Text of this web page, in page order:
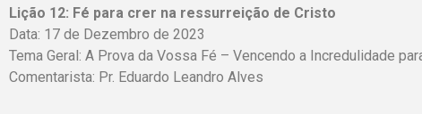
Lição 12: Fé para crer na ressurreição de Cristo
Data: 17 de Dezembro de 2023
Tema Geral: A Prova da Vossa Fé – Vencendo a Incredulidade
Comentarista: Pr. Eduardo Leandro Alves